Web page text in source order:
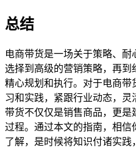
总结
电商带货是一场关于策略、
选择到高级的营销策略，再
精心规划和执行。对于电商
习和实践，紧跟行业动态，
带货不仅仅是销售商品，更
过程。通过本文的指南，相
了解，是时候将知识付诸实践